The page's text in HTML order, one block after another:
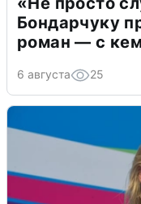
Бондарчуку
роман — с
6 августа 25